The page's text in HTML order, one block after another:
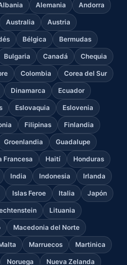
Alemania Andorra
Australia Austria
Bélgica Bermudas
Bulgaria Canadá Chequia
Colombia Corea del Sur
Dinamarca Ecuador
Eslovaquia Eslovenia
Filipinas Finlandia
Groenlandia Guadalupe
Francesa Haití Honduras
India Indonesia Irlanda
Islas Feroe Italia Japón
Lituania
Macedonia del Norte
Marruecos Martinica
Noruega Nueva Zelanda